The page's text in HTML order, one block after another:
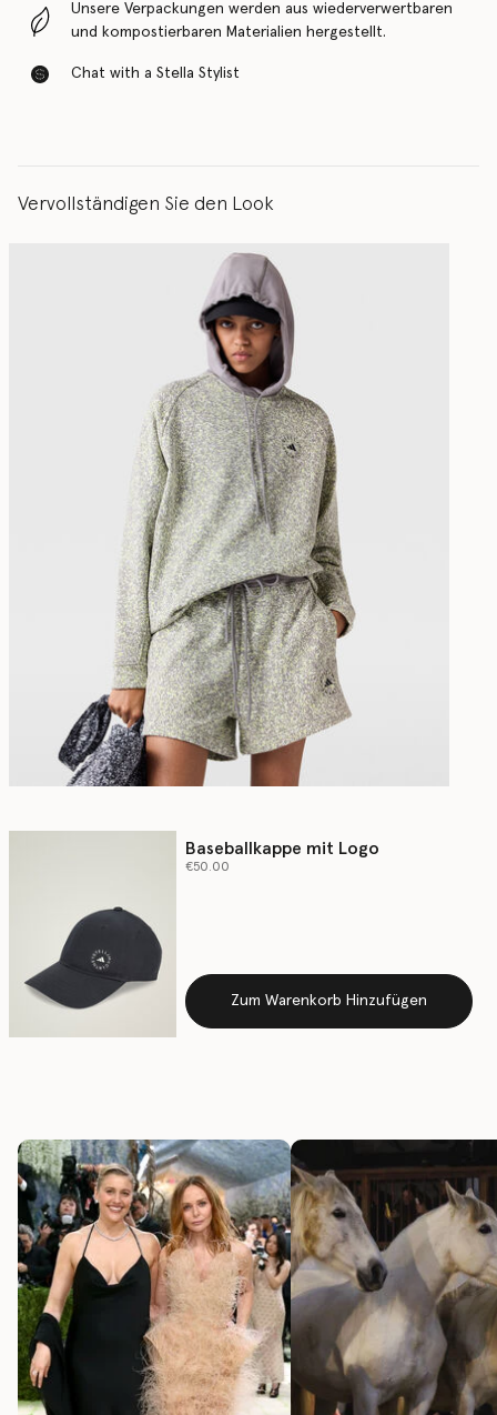
Unsere Verpackungen werden aus wiederverwertbaren
und kompostierbaren Materialien hergestellt.
Chat with a Stella Stylist
Vervollständigen Sie den Look
Baseballkappe mit Logo
€50.00
Zum Warenkorb Hinzufügen